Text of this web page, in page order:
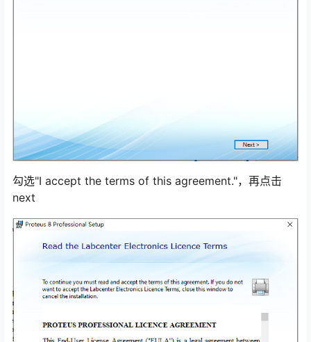
勾选"I accept the terms of this agreement."，再点击
next